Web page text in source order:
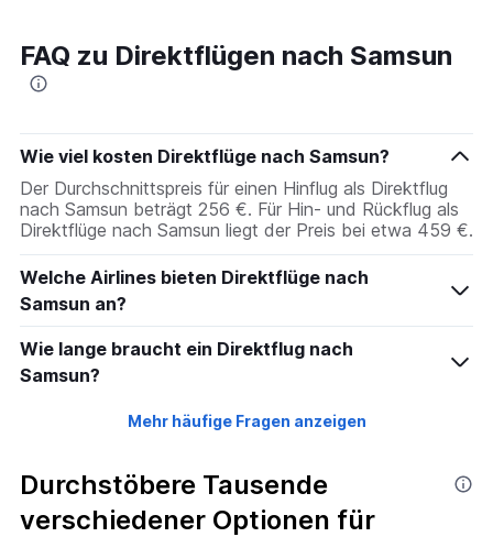
FAQ zu Direktflügen nach Samsun
Wie viel kosten Direktflüge nach Samsun?
Der Durchschnittspreis für einen Hinflug als Direktflug
nach Samsun beträgt 256 €. Für Hin- und Rückflug als
Direktflüge nach Samsun liegt der Preis bei etwa 459 €.
Welche Airlines bieten Direktflüge nach
Samsun an?
Wie lange braucht ein Direktflug nach
Samsun?
Mehr häufige Fragen anzeigen
Durchstöbere Tausende
verschiedener Optionen für